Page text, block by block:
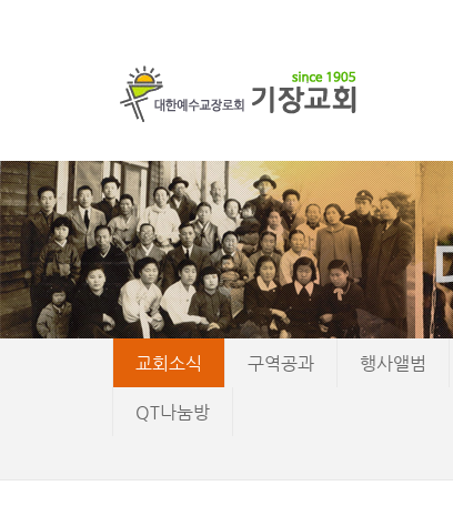
교회소식 구역공과 행사앨범
QT나눔방